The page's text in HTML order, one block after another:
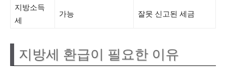
지방소득
세
가능 잘못 신고된 세금
지방세 환급이 필요한 이유